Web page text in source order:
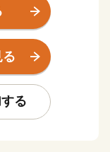
口の増加ととも
ます。
、世界と日本を
い国際都市をめ
る